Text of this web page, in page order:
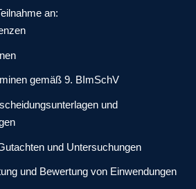
an:
gemäß 9. BImSchV
und
und Untersuchungen
und Bewertung von Einwendungen